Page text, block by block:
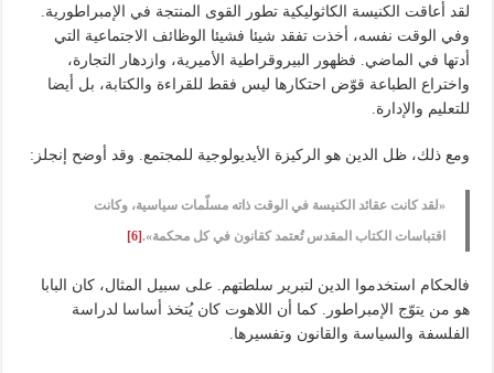
لقد أعاقت الكنيسة الكاثوليكية تطور القوى المنتجة في الإمبراطورية.
وفي الوقت نفسه، أخذت تفقد شيئا فشيئا الوظائف الاجتماعية التي
أدتها في الماضي. فظهور البيروقراطية الأميرية، وازدهار التجارة،
واختراع الطباعة قوّض احتكارها ليس فقط للقراءة والكتابة، بل أيضا
للتعليم والإدارة.
ومع ذلك، ظل الدين هو الركيزة الأيديولوجية للمجتمع. وقد أوضح إنجلز:
«لقد كانت عقائد الكنيسة في الوقت ذاته مسلّمات سياسية، وكانت
اقتباسات الكتاب المقدس تُعتمد كقانون في كل محكمة».[6]
فالحكام استخدموا الدين لتبرير سلطتهم. على سبيل المثال، كان البابا
هو من يتوّج الإمبراطور. كما أن اللاهوت كان يُتخذ أساسا لدراسة
الفلسفة والسياسة والقانون وتفسيرها.